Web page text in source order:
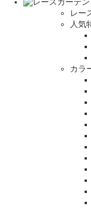
レー
人気
カラ